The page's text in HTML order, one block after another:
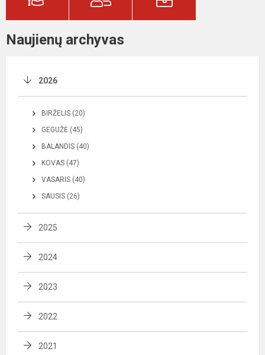
Naujienų archyvas
2026
BIRŽELIS (20)
GEGUŽĖ (45)
BALANDIS (40)
KOVAS (47)
VASARIS (40)
SAUSIS (26)
2025
2024
2023
2022
2021